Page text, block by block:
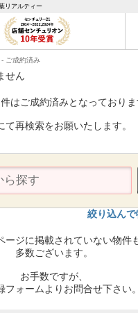
リアルティー
ご成約済み
せん
はご成約済みとなっておりま
て再検索をお願いたします。
絞り込ん
ージに掲載されていない物件
多数ございます。
お手数ですが、
フォームよりお問合せ下さい。